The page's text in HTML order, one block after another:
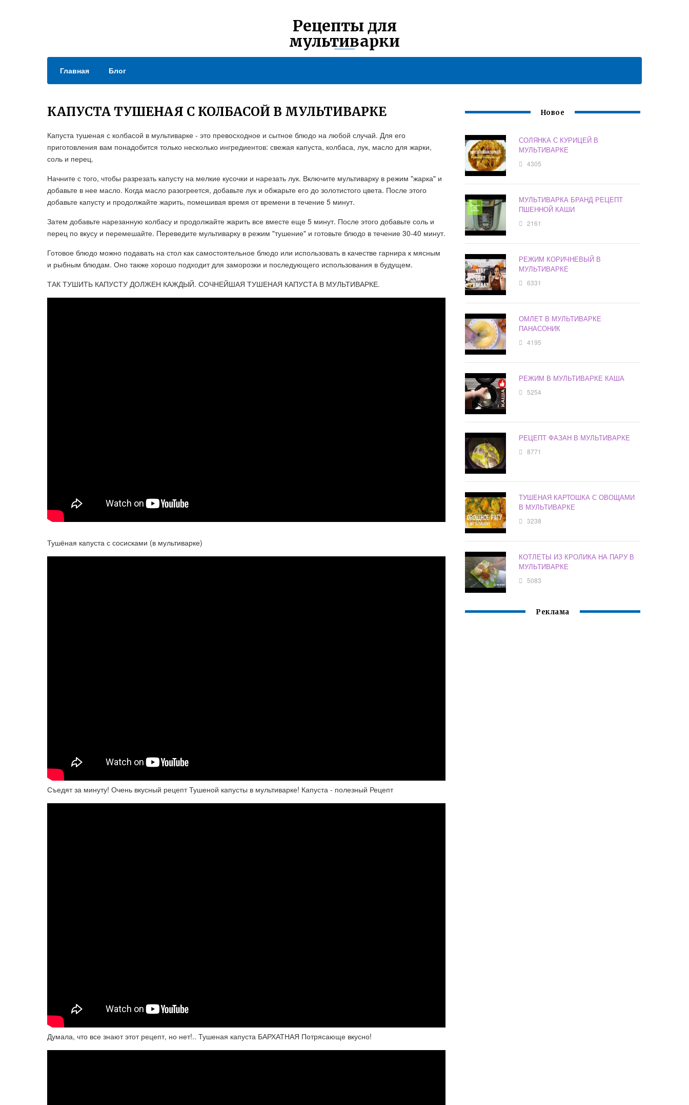
Рецепты для
мультиварки
Главная Блог
КАПУСТА ТУШЕНАЯ С КОЛБАСОЙ В МУЛЬТИВАРКЕ
Капуста тушеная с колбасой в мультиварке - это превосходное и сытное блюдо на любой случай. Для его
приготовления вам понадобится только несколько ингредиентов: свежая капуста, колбаса, лук, масло для жарки,
соль и перец.
Начните с того, чтобы разрезать капусту на мелкие кусочки и нарезать лук. Включите мультиварку в режим "жарка" и
добавьте в нее масло. Когда масло разогреется, добавьте лук и обжарьте его до золотистого цвета. После этого
добавьте капусту и продолжайте жарить, помешивая время от времени в течение 5 минут.
Затем добавьте нарезанную колбасу и продолжайте жарить все вместе еще 5 минут. После этого добавьте соль и
перец по вкусу и перемешайте. Переведите мультиварку в режим "тушение" и готовьте блюдо в течение 30-40 минут.
Готовое блюдо можно подавать на стол как самостоятельное блюдо или использовать в качестве гарнира к мясным
и рыбным блюдам. Оно также хорошо подходит для заморозки и последующего использования в будущем.
ТАК ТУШИТЬ КАПУСТУ ДОЛЖЕН КАЖДЫЙ. СОЧНЕЙШАЯ ТУШЕНАЯ КАПУСТА В МУЛЬТИВАРКЕ.
Тушёная капуста с сосисками (в мультиварке)
Съедят за минуту! Очень вкусный рецепт Тушеной капусты в мультиварке! Капуста - полезный Рецепт
Думала, что все знают этот рецепт, но нет!.. Тушеная капуста БАРХАТНАЯ Потрясающе вкусно!
Новое
СОЛЯНКА С КУРИЦЕЙ В
МУЛЬТИВАРКЕ
4305
МУЛЬТИВАРКА БРАНД РЕЦЕПТ
ПШЕННОЙ КАШИ
2161
РЕЖИМ КОРИЧНЕВЫЙ В
МУЛЬТИВАРКЕ
6331
ОМЛЕТ В МУЛЬТИВАРКЕ
ПАНАСОНИК
4195
РЕЖИМ В МУЛЬТИВАРКЕ КАША
5254
РЕЦЕПТ ФАЗАН В МУЛЬТИВАРКЕ
8771
ТУШЕНАЯ КАРТОШКА С ОВОЩАМИ
В МУЛЬТИВАРКЕ
3238
КОТЛЕТЫ ИЗ КРОЛИКА НА ПАРУ В
МУЛЬТИВАРКЕ
5083
Реклама